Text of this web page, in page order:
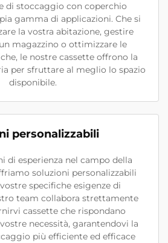
di stoccaggio con coperchio
gamma di applicazioni. Che si
la vostra abitazione, gestire
magazzino o ottimizzare le
le nostre cassette offrono la
per sfruttare al meglio lo spazio
disponibile.
personalizzabili
di esperienza nel campo della
soluzioni personalizzabili
specifiche esigenze di
team collabora strettamente
cassette che rispondano
necessità, garantendovi la
più efficiente ed efficace